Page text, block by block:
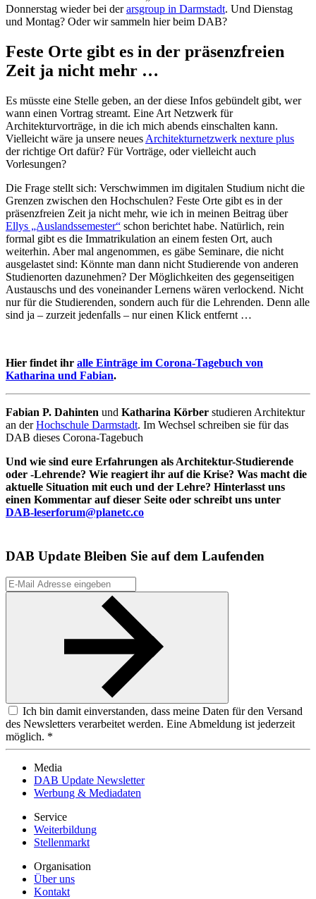
Donnerstag wieder bei derarsgroup in Darmstadt. Und Dienstag
und Montag? Oder wir sammeln hier beim DAB?
Feste Orte gibt es in der präsenzfreien
Zeit ja nicht mehr …
Es müsste eine Stelle geben, an der diese Infos gebündelt gibt, wer
wann einen Vortrag streamt. Eine Art Netzwerk für
Architekturvorträge, in die ich mich abends einschalten kann.
Vielleicht wäre ja unsere neues Architekturnetzwerk nexture plus
der richtige Ort dafür? Für Vorträge, oder vielleicht auch
Vorlesungen?
Die Frage stellt sich: Verschwimmen im digitalen Studium nicht die
Grenzen zwischen den Hochschulen? Feste Orte gibt es in der
präsenzfreien Zeit ja nicht mehr, wie ich in meinen Beitrag über
Ellys „Auslandssemester“ schon berichtet habe. Natürlich, rein
formal gibt es die Immatrikulation an einem festen Ort, auch
weiterhin. Aber mal angenommen, es gäbe Seminare, die nicht
ausgelastet sind: Könnte man dann nicht Studierende von anderen
Studienorten dazunehmen? Der Möglichkeiten des gegenseitigen
Austauschs und des voneinander Lernens wären verlockend. Nicht
nur für die Studierenden, sondern auch für die Lehrenden. Denn alle
sind ja – zurzeit jedenfalls – nur einen Klick entfernt …
Hier findet ihr alle Einträge im Corona-Tagebuch von
Katharina und Fabian.
Fabian P. Dahinten und Katharina Körber studieren Architektur
an derHochschule Darmstadt. Im Wechsel schreiben sie für das
DAB dieses Corona-Tagebuch
Und wie sind eure Erfahrungen als Architektur-Studierende
oder -Lehrende? Wie reagiert ihr auf die Krise? Was macht die
aktuelle Situation mit euch und der Lehre? Hinterlasst uns
einen Kommentar auf dieser Seite oder schreibt uns unter
DAB-leserforum@planetc.co
DAB Update Bleiben Sie auf dem Laufenden
Ich bin damit einverstanden, dass meine Daten für den Versand
des Newsletters verarbeitet werden. Eine Abmeldung ist jederzeit
möglich. *
Media
DAB Update Newsletter
Werbung & Mediadaten
Service
Weiterbildung
Stellenmarkt
Organisation
Über uns
Kontakt